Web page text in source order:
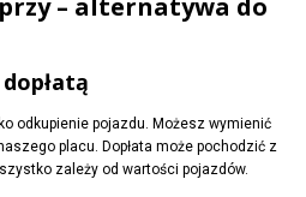
– alternatywa do
odkupienie pojazdu. Możesz wymienić
placu. Dopłata może pochodzić z
zależy od wartości pojazdów.